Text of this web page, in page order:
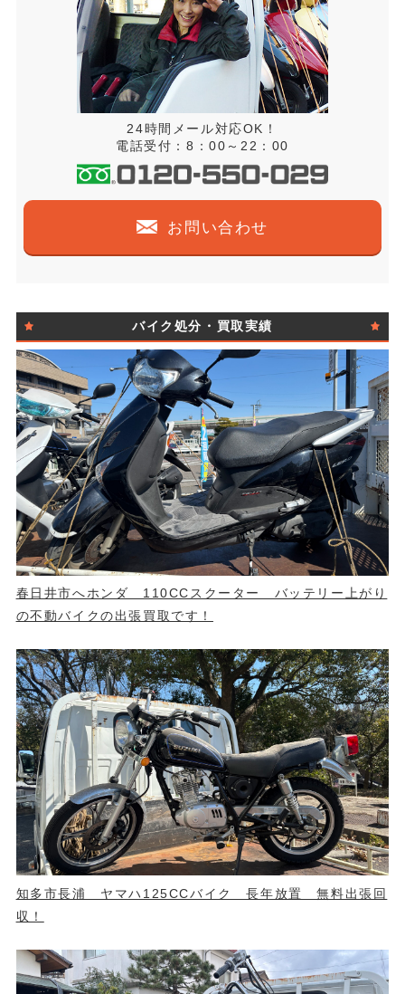
24時間メール対応OK！
電話受付：8：00～22：00
お問い合わせ
バイク処分・買取実績
春日井市へホンダ 110CCスクーター バッテリー上がり
の不動バイクの出張買取です！
知多市長浦 ヤマハ125CCバイク 長年放置 無料出張回
収！